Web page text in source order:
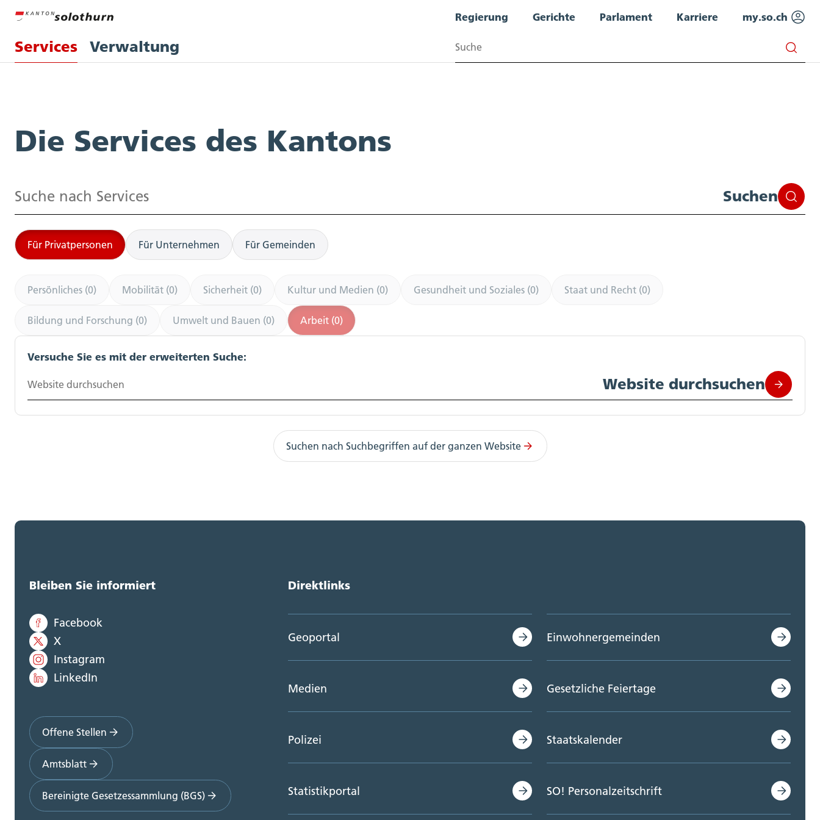
Services Verwaltung
Regierung Gerichte Parlament Karriere my.so.ch
Suchen
Die Services des Kantons
Suchen Suchen
Für Privatpersonen Für Unternehmen Für Gemeinden
Persönliches (0) Mobilität (0) Sicherheit (0) Kultur und Medien (0) Gesundheit und Soziales (0) Staat und Recht (0)
Bildung und Forschung (0) Umwelt und Bauen (0) Arbeit (0)
Versuche Sie es mit der erweiterten Suche:
Website durchsuchen Website durchsuchen
Suchen nach Suchbegriffen auf der ganzen Website
Bleiben Sie informiert
Facebook
X
Instagram
LinkedIn
Offene Stellen
Amtsblatt
Bereinigte Gesetzessammlung (BGS)
Direktlinks
Geoportal
Medien
Polizei
Statistikportal
Einwohnergemeinden
Gesetzliche Feiertage
Staatskalender
SO! Personalzeitschrift